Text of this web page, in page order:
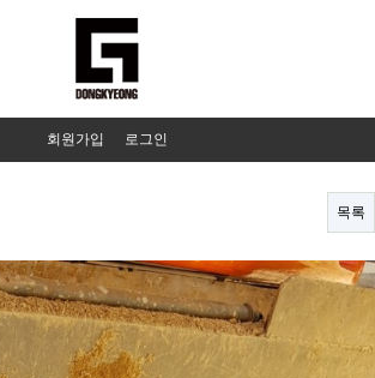
회원가입 로그인
목록